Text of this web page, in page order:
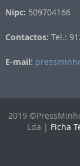
Nipc: 509704166
Contactos: Tel.:
E-mail:
2019
Lda | Ficha